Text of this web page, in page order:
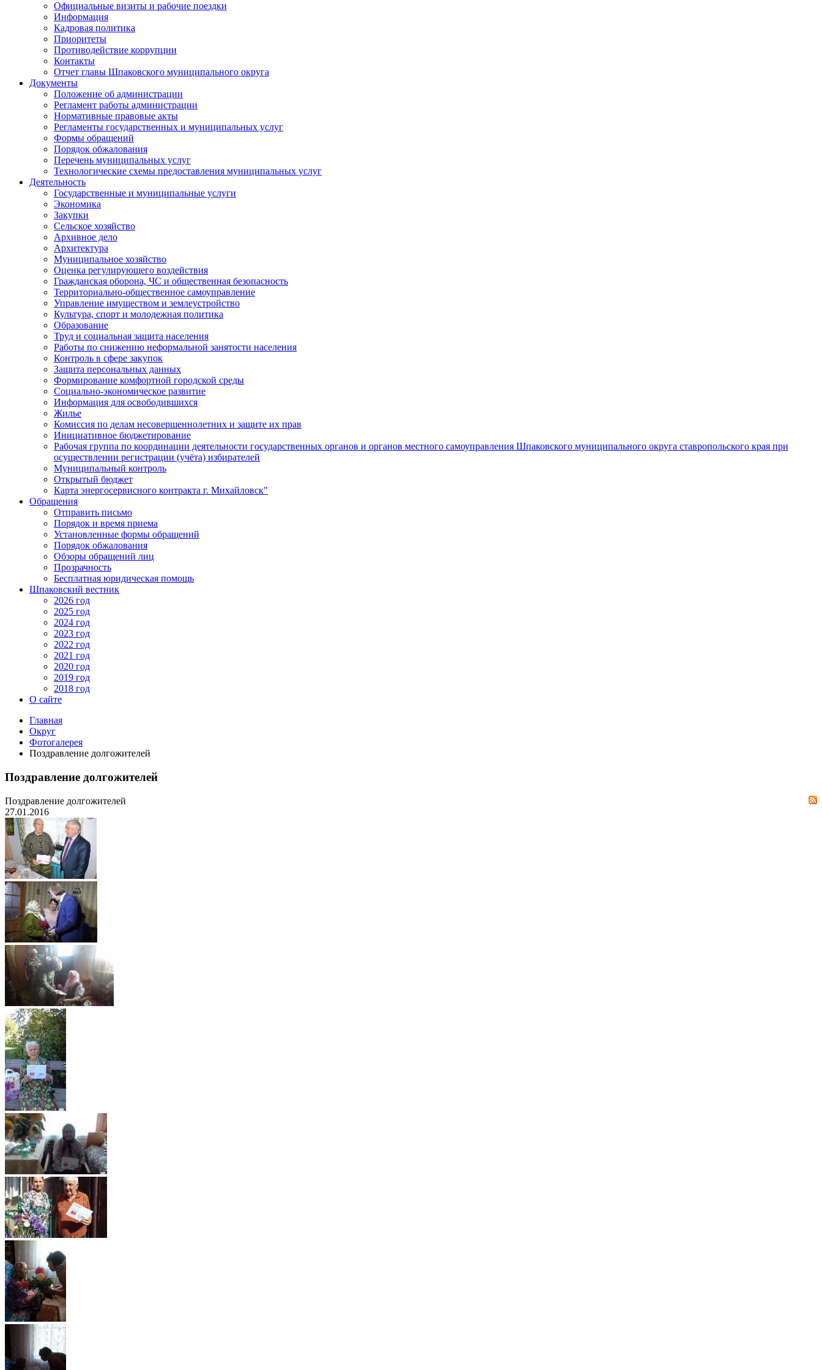
Официальные визиты и рабочие поездки
Информация
Кадровая политика
Приоритеты
Противодействие коррупции
Контакты
Отчет главы Шпаковского муниципального округа
Документы
Положение об администрации
Регламент работы администрации
Нормативные правовые акты
Регламенты государственных и муниципальных услуг
Формы обращений
Порядок обжалования
Перечень муниципальных услуг
Технологические схемы предоставления муниципальных услуг
Деятельность
Государственные и муниципальные услуги
Экономика
Закупки
Сельское хозяйство
Архивное дело
Архитектура
Муниципальное хозяйство
Оценка регулирующего воздействия
Гражданская оборона, ЧС и общественная безопасность
Территориально-общественное самоуправление
Управление имуществом и землеустройство
Культура, спорт и молодежная политика
Образование
Труд и социальная защита населения
Работы по снижению неформальной занятости населения
Контроль в сфере закупок
Защита персональных данных
Формирование комфортной городской среды
Социально-экономическое развитие
Информация для освободившихся
Жилье
Комиссия по делам несовершеннолетних и защите их прав
Инициативное бюджетирование
Рабочая группа по координации деятельности государственных органов и органов местного самоуправления Шпаковского муниципального округа ставропольского края при
осуществлении регистрации (учёта) избирателей
Муниципальный контроль
Открытый бюджет
Карта энергосервисного контракта г. Михайловск"
Обращения
Отправить письмо
Порядок и время приема
Установленные формы обращений
Порядок обжалования
Обзоры обращений лиц
Прозрачность
Бесплатная юридическая помощь
Шпаковский вестник
2026 год
2025 год
2024 год
2023 год
2022 год
2021 год
2020 год
2019 год
2018 год
О сайте
Главная
Округ
Фотогалерея
Поздравление долгожителей
Поздравление долгожителей
Поздравление долгожителей
27.01.2016